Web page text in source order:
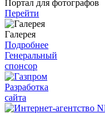
Портал для фотографов
Перейти
Галерея
Подробнее
Генеральный
спонсор
Разработка
сайта